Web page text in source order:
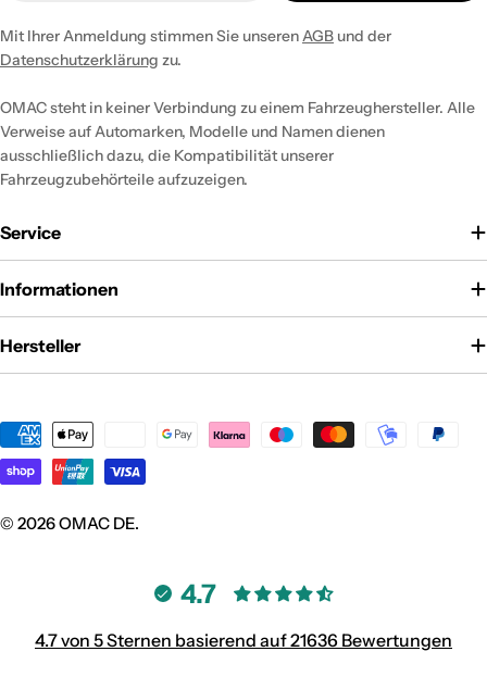
Mit Ihrer Anmeldung stimmen Sie unserenAGB und der
Datenschutzerklärung zu.
OMAC steht in keiner Verbindung zu einem Fahrzeughersteller. Alle
Verweise auf Automarken, Modelle und Namen dienen
ausschließlich dazu, die Kompatibilität unserer
Fahrzeugzubehörteile aufzuzeigen.
Service
Informationen
Hersteller
Zahlungsmethoden
© 2026OMAC DE.
4.7
4.7 von 5 Sternen basierend auf 21636 Bewertungen